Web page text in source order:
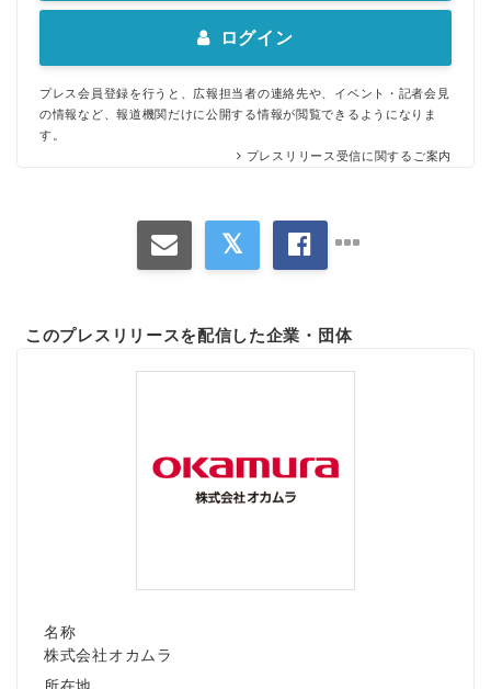
ログイン
プレス会員登録を行うと、広報担当者の連絡先や、イベント・記者会見
の情報など、報道機関だけに公開する情報が閲覧できるようになりま
す。
プレスリリース受信に関するご案内
このプレスリリースを配信した企業・団体
名称
株式会社オカムラ
所在地